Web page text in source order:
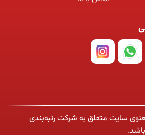
سایت متعلق به شرکت رتبه‌بندی